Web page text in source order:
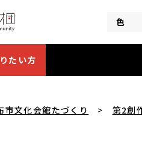
色
たい方
市文化会館たづくり 第2創